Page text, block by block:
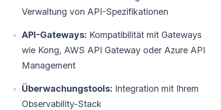
Verwaltung von API-Spezifikationen
API-Gateways: Kompatibilität mit Gateways
wie Kong, AWS API Gateway oder Azure API
Management
Überwachungstools: Integration mit Ihrem
Observability-Stack